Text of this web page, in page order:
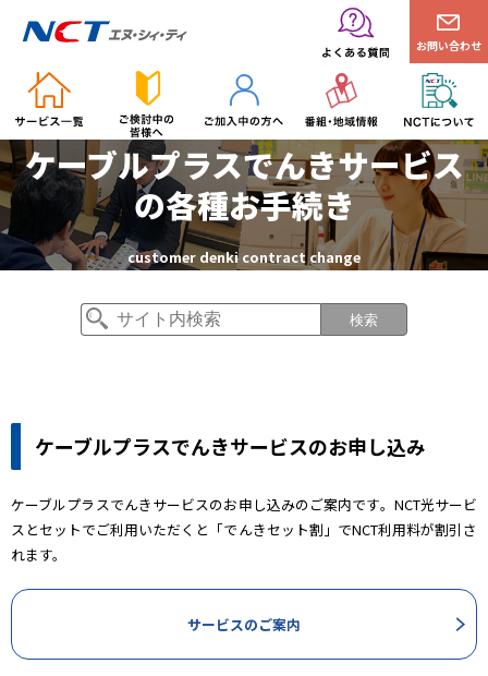
お問い合わせ
ケーブルプラスでんきサービス
の各種お手続き
customer denki contract change
検索
ケーブルプラスでんきサービスのお申し込み
ケーブルプラスでんきサービスのお申し込みのご案内です。NCT光サービ
スとセットでご利用いただくと「でんきセット割」でNCT利用料が割引さ
れます。
サービスのご案内